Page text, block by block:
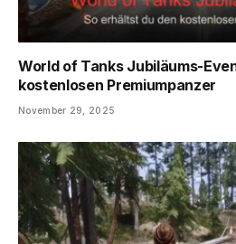
World of Tanks Jubiläums-
kostenlosen Premiumpanzer
November 29, 2025